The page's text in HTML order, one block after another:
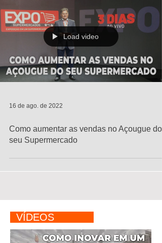
Load video
16 de ago. de 2022
Como aumentar as vendas no Açougue do
seu Supermercado
VÍDEOS